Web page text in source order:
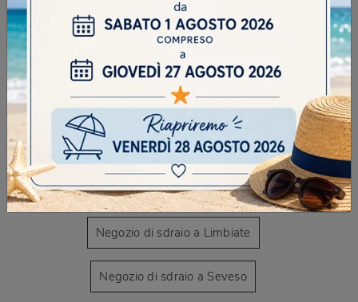
CONTINUA A NAVIGARE
Negozio di sdraio a Bovisio-Masciago
Negozio di sdraio a Cesano Maderno
Negozio di sdraio a Limbiate
Negozio di sdraio a Seveso